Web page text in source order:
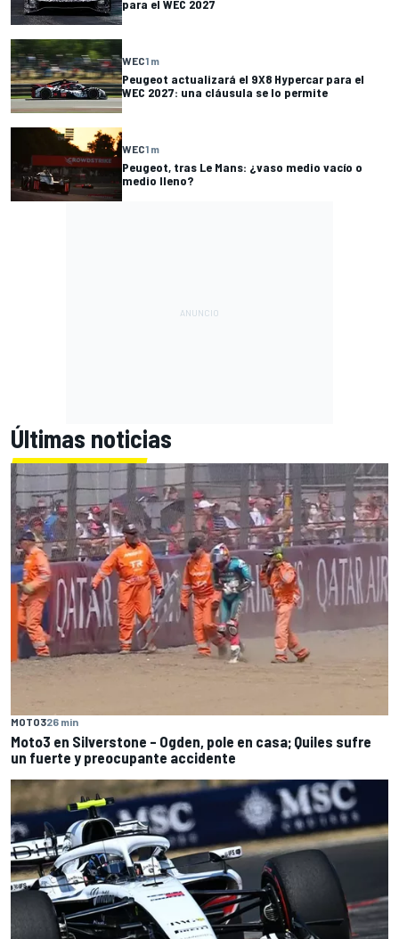
para el WEC 2027
WEC1 m
Peugeot actualizará el 9X8 Hypercar para el
WEC 2027: una cláusula se lo permite
WEC1 m
Peugeot, tras Le Mans: ¿vaso medio vacío o
medio lleno?
Últimas noticias
MOTO326 min
Moto3 en Silverstone – Ogden, pole en casa; Quiles sufre
un fuerte y preocupante accidente